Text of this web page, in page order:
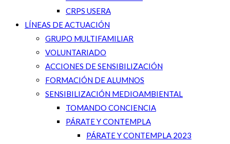
CRPS USERA
LÍNEAS DE ACTUACIÓN
GRUPO MULTIFAMILIAR
VOLUNTARIADO
ACCIONES DE SENSIBILIZACIÓN
FORMACIÓN DE ALUMNOS
SENSIBILIZACIÓN MEDIOAMBIENTAL
TOMANDO CONCIENCIA
PÁRATE Y CONTEMPLA
PÁRATE Y CONTEMPLA 2023